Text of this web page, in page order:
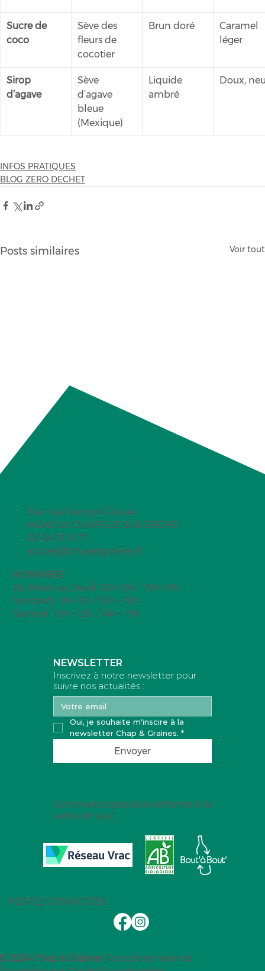
Sucre de
coco
Sève des
fleurs de
cocotier
Brun doré
Caramel
léger
Sirop
d’agave
Sève
d’agave
bleue
(Mexique)
Liquide
ambré
Doux,
INFOS PRATIQUES
BLOG ZERO DECHET
Posts similaires Voir tout
Les ingrédients d’une vinaigrette passés au «
scanner nutritionnel »
2024 Chap & GrainesTous droits réservés
5ter rue François Clouet
44240 LA CHAPELLE SUR ERDRE
02 18 03 15 71
accueil@chapetgraines.fr
HORAIRES
Du Mardi au Jeudi 10h-13h / 15h-19h
Vendredi 9h-13h / 15h – 19h
Samedi 10h – 13h / 14h – 19h
NEWSLETTER
Inscrivez à notre newsletter pour
suivre nos actualités :
Oui, je souhaite m'inscire à la
newsletter Chap & Graines. *
Envoyer
RESTEZ CONNECTÉS
Commerce spécialisé et formé à la
vente en vrac.